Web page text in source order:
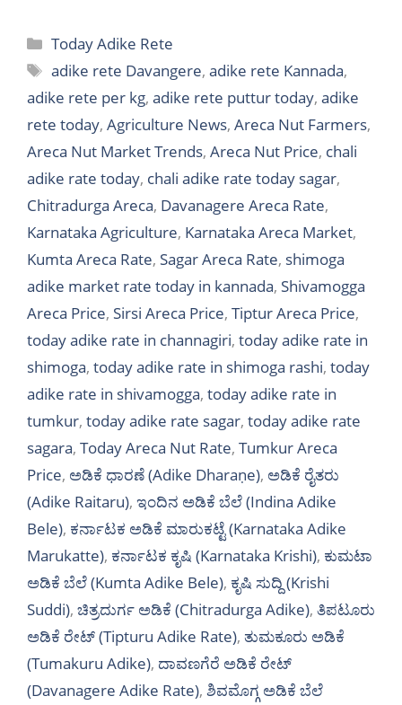
Categories
Today Adike Rete
Tags
adike rete Davangere,adike rete Kannada,
adike rete per kg, adike rete puttur today, adike
rete today, Agriculture News, Areca Nut Farmers,
Areca Nut Market Trends, Areca Nut Price, chali
adike rate today, chali adike rate today sagar,
Chitradurga Areca, Davanagere Areca Rate,
Karnataka Agriculture, Karnataka Areca Market,
Kumta Areca Rate, Sagar Areca Rate, shimoga
adike market rate today in kannada, Shivamogga
Areca Price, Sirsi Areca Price, Tiptur Areca Price,
today adike rate in channagiri, today adike rate in
shimoga, today adike rate in shimoga rashi, today
adike rate in shivamogga, today adike rate in
tumkur, today adike rate sagar, today adike rate
sagara, Today Areca Nut Rate, Tumkur Areca
Price, ಅಡಿಕೆ ಧಾರಣೆ (Adike Dharaṇe), ಅಡಿಕೆ ರೈತರು
(Adike Raitaru), ಇಂದಿನ ಅಡಿಕೆ ಬೆಲೆ (Indina Adike
Bele), ಕರ್ನಾಟಕ ಅಡಿಕೆ ಮಾರುಕಟ್ಟೆ (Karnataka Adike
Marukatte), ಕರ್ನಾಟಕ ಕೃಷಿ (Karnataka Krishi), ಕುಮಟಾ
ಅಡಿಕೆ ಬೆಲೆ (Kumta Adike Bele), ಕೃಷಿ ಸುದ್ದಿ (Krishi
Suddi), ಚಿತ್ರದುರ್ಗ ಅಡಿಕೆ (Chitradurga Adike), ತಿಪಟೂರು
ಅಡಿಕೆ ರೇಟ್ (Tipturu Adike Rate), ತುಮಕೂರು ಅಡಿಕೆ
(Tumakuru Adike), ದಾವಣಗೆರೆ ಅಡಿಕೆ ರೇಟ್
(Davanagere Adike Rate), ಶಿವಮೊಗ್ಗ ಅಡಿಕೆ ಬೆಲೆ